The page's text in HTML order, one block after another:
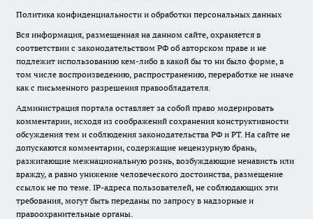
Политика конфиденциальности и обработки персональных данных
Вся информация, размещенная на данном сайте, охраняется в
соответствии с законодательством РФ об авторском праве и не
подлежит использованию кем-либо в какой бы то ни было форме, в
том числе воспроизведению, распространению, переработке не иначе
как с письменного разрешения правообладателя.
Администрация портала оставляет за собой право модерировать
комментарии, исходя из соображений сохранения конструктивности
обсуждения тем и соблюдения законодательства РФ и РТ. На сайте не
допускаются комментарии, содержащие нецензурную брань,
разжигающие межнациональную рознь, возбуждающие ненависть или
вражду, а равно унижение человеческого достоинства, размещение
ссылок не по теме. IP-адреса пользователей, не соблюдающих эти
требования, могут быть переданы по запросу в надзорные и
правоохранительные органы.